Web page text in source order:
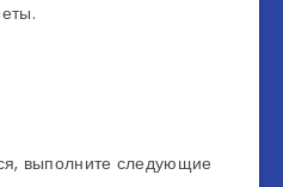
выполните следующие